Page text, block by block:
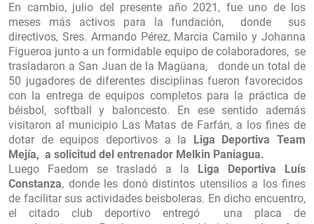
En cambio, julio del presente año 2021, fue uno de los
meses más activos para la fundación,
donde
sus
directivos, Sres. Armando Pérez, Marcia Camilo y Johanna
Figueroa junto a un formidable equipo de colaboradores, se
trasladaron a San Juan de la Magüana,
donde un total de
50 jugadores de diferentes disciplinas fueron favorecidos
con la entrega de equipos completos para la práctica de
béisbol, softball y baloncesto. En ese sentido además
visitaron al municipio Las Matas de Farfán, a los fines de
dotar de equipos deportivos a la
Liga Deportiva Team
Mejía, a solicitud del entrenador Melkin Paniagua.
Luego Faedom se trasladó a la
Liga Deportiva Luís
Constanza, donde les donó distintos utensilios a los fines
de facilitar sus actividades beisboleras. En dicho encuentro,
el citado club deportivo entregó
una placa de